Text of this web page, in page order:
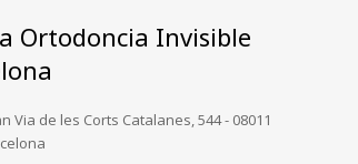
Ortodoncia Invisible
Via de les Corts Catalanes, 544 - 08011